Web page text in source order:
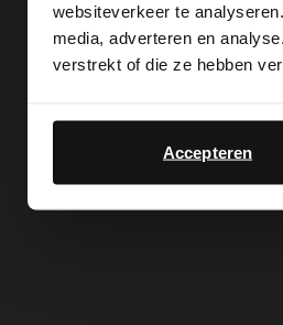
websiteverkeer te
media, adverteren en
verstrekt of die ze hebben
Accepteren